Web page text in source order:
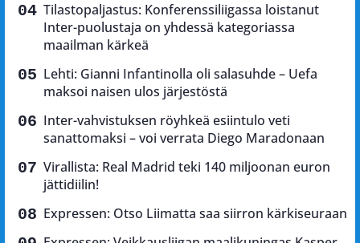
Tilastopaljastus: Konferenssiliigassa loistanut
Inter-puolustaja on yhdessä kategoriassa
maailman kärkeä
Lehti: Gianni Infantinolla oli salasuhde – Uefa
maksoi naisen ulos järjestöstä
Inter-vahvistuksen röyhkeä esiintulo veti
sanattomaksi – voi verrata Diego Maradonaan
Virallista: Real Madrid teki 140 miljoonan euron
jättidiilin!
Expressen: Otso Liimatta saa siirron kärkiseuraan